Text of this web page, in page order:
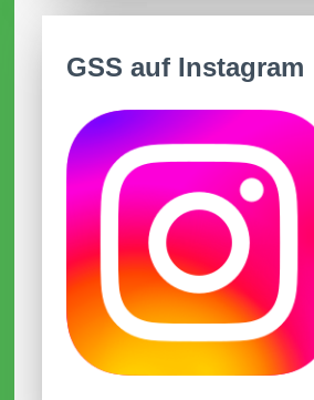
2026/2027
Im Dezember 2025
Frohe Weihnachten und
Ferien
01.12.2025
Terminänderungen
GSS auf Instagram